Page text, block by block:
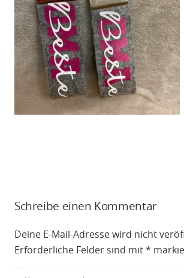
Schreibe einen Kommentar
Deine E-Mail-Adresse wird nicht
Erforderliche Felder sind mit *